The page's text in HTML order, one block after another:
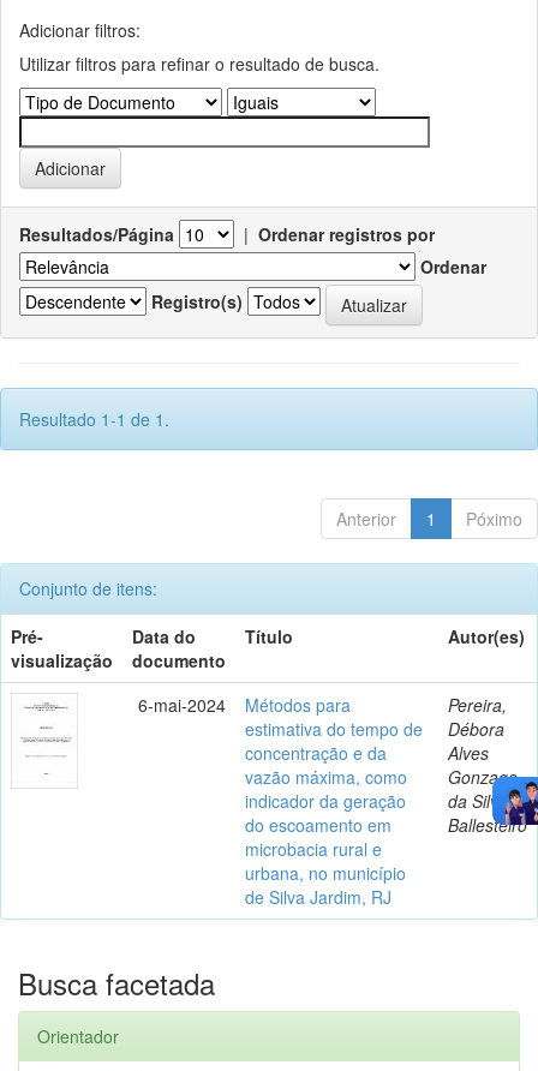
Adicionar filtros:
Utilizar filtros para refinar o resultado de busca.
Resultados/Página | Ordenar registros por
Ordenar
Registro(s)
Resultado 1-1 de 1.
Anterior 1 Póximo
Conjunto de itens:
Pré-
visualização
Data do
documento
Título Autor(es)
6-mai-2024
Métodos para
estimativa do tempo de
concentração e da
vazão máxima, como
indicador da geração
do escoamento em
microbacia rural e
urbana, no município
de Silva Jardim, RJ
Pereira,
Débora
Alves
Gonzaga
da Silva
Ballesteiro
Busca facetada
Orientador